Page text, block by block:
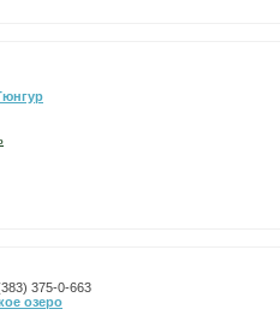
375-0-663
озеро